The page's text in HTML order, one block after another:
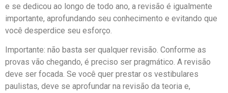
e se dedicou ao longo de todo ano, a revisão é igualmente
importante, aprofundando seu conhecimento e evitando que
você desperdice seu esforço.
Importante: não basta ser qualquer revisão. Conforme as
provas vão chegando, é preciso ser pragmático. A revisão
deve ser focada. Se você quer prestar os vestibulares
paulistas, deve se aprofundar na revisão da teoria e,